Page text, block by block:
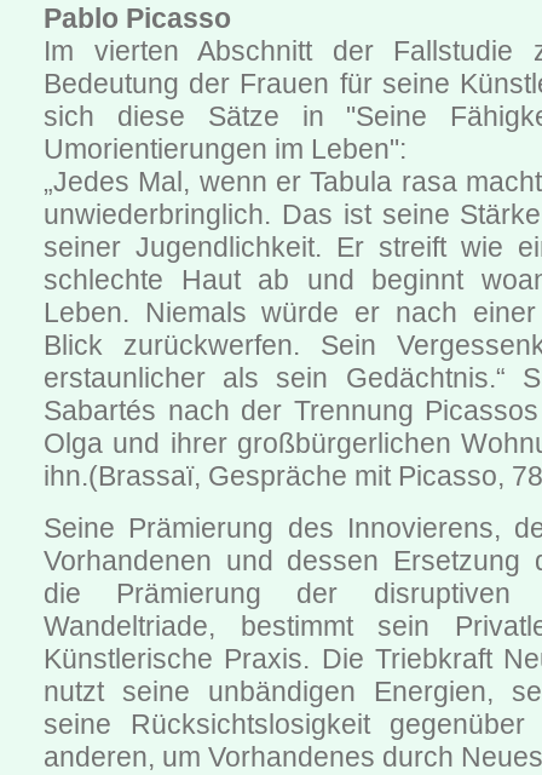
Pablo Picasso
Im vierten Abschnitt der Fallstudie
Bedeutung der Frauen für seine
sich diese Sätze in "Seine
Umorientierungen im Leben":
„Jedes Mal, wenn er Tabula rasa
unwiederbringlich. Das ist seine
seiner Jugendlichkeit. Er streift wie
schlechte Haut ab und beginnt
Leben. Niemals würde er nach
Blick zurückwerfen. Sein
erstaunlicher als sein Gedächtnis.“
Sabartés nach der Trennung
Olga und ihrer großbürgerlichen
ihn.(Brassaï, Gespräche mit Picasso,
Seine Prämierung des Innovierens,
Vorhandenen und dessen Ersetzung
die Prämierung der disruptiven
Wandeltriade, bestimmt sein
Künstlerische Praxis. Die Triebkraft
nutzt seine unbändigen Energien,
seine Rücksichtslosigkeit
anderen, um Vorhandenes durch